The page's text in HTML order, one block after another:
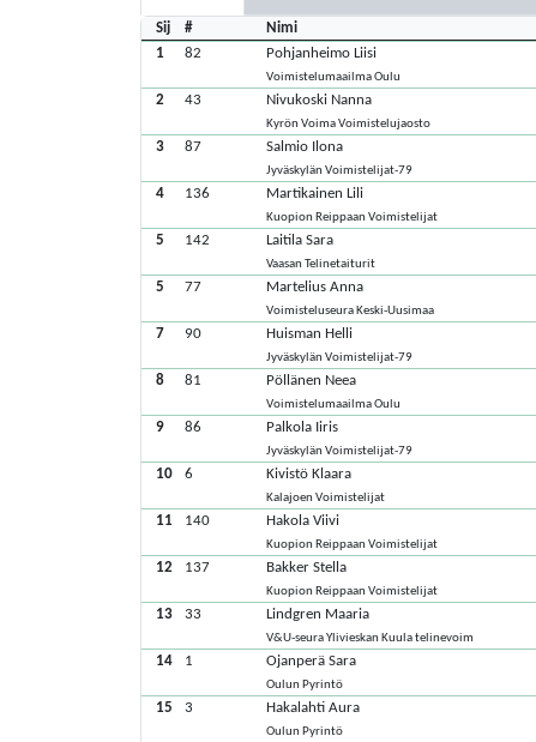
Sij # Nimi
1
82 Pohjanheimo Liisi
Voimistelumaailma Oulu
2 43 Nivukoski Nanna
Kyrön Voima Voimistelujaosto
3 87 Salmio Ilona
Jyväskylän Voimistelijat-79
4 136 Martikainen Lili
Kuopion Reippaan Voimistelijat
5 142 Laitila Sara
Vaasan Telinetaiturit
5 77 Martelius Anna
Voimisteluseura Keski-Uusimaa
7 90 Huisman Helli
Jyväskylän Voimistelijat-79
8 81 Pöllänen Neea
Voimistelumaailma Oulu
9 86 Palkola Iiris
Jyväskylän Voimistelijat-79
10 6 Kivistö Klaara
Kalajoen Voimistelijat
11 140 Hakola Viivi
Kuopion Reippaan Voimistelijat
12 137 Bakker Stella
Kuopion Reippaan Voimistelijat
13 33 Lindgren Maaria
V&U-seura Ylivieskan Kuula telinevoim
14 1 Ojanperä Sara
Oulun Pyrintö
15 3 Hakalahti Aura
Oulun Pyrintö